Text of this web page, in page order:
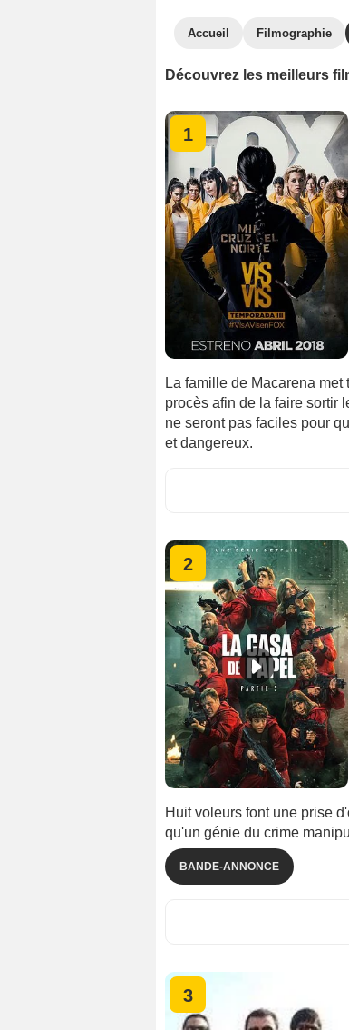
Accueil Filmographie
Découvrez les meilleurs
1
La famille de Macarena
procès afin de la faire sortir
ne seront pas faciles pour
et dangereux.
2
Huit voleurs font une prise
qu'un génie du crime
BANDE-ANNONCE
3